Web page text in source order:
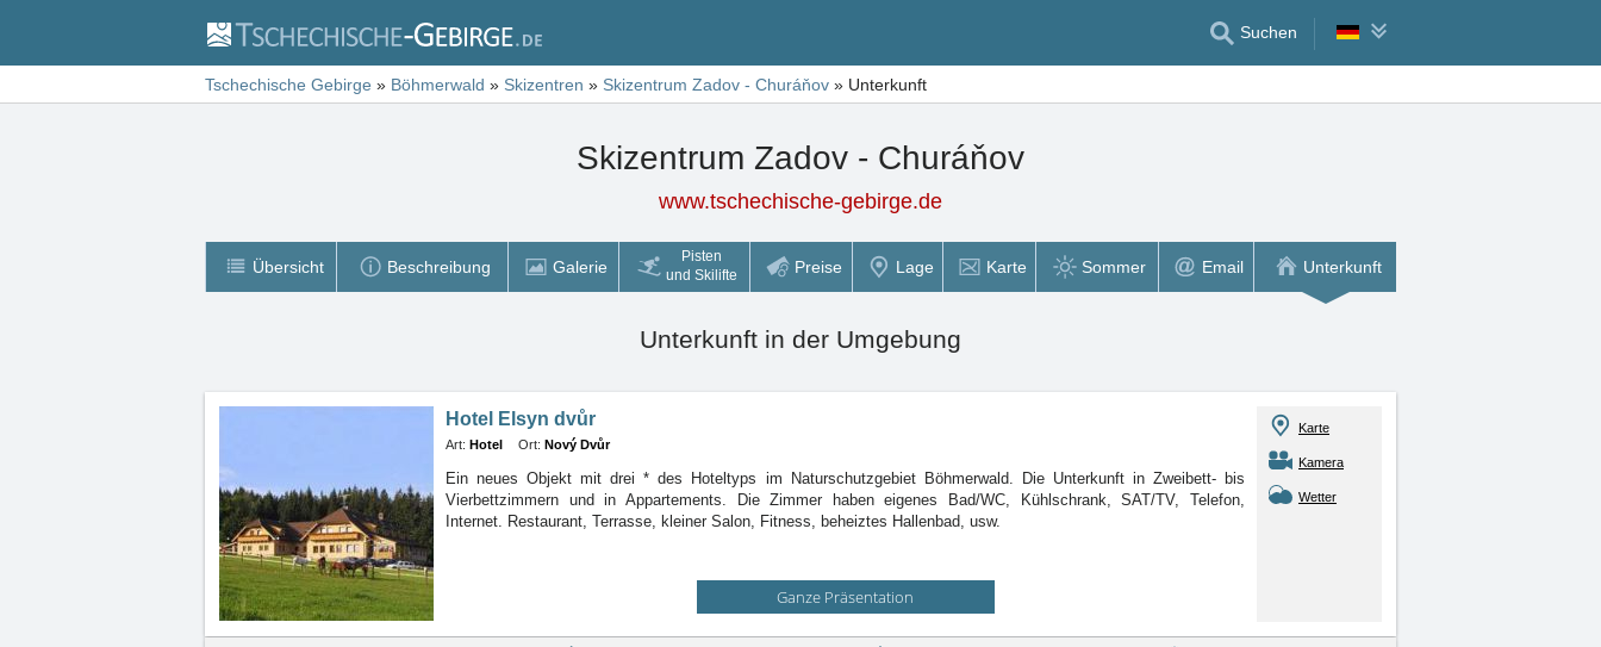
Suchen
Tschechische Gebirge » Böhmerwald » Skizentren » Skizentrum Zadov - Churáňov » Unterkunft
Skizentrum Zadov - Churáňov
www.tschechische-gebirge.de
Übersicht Beschreibung Galerie
Pisten
und Skilifte
Preise Lage Karte Sommer Email Unterkunft
Unterkunft in der Umgebung
Hotel Elsyn dvůr
Art: Hotel Ort: Nový Dvůr
Ein neues Objekt mit drei * des Hoteltyps im Naturschutzgebiet Böhmerwald. Die Unterkunft in Zweibett- bis
Vierbettzimmern und in Appartements. Die Zimmer haben eigenes Bad/WC, Kühlschrank, SAT/TV, Telefon,
Internet. Restaurant, Terrasse, kleiner Salon, Fitness, beheiztes Hallenbad, usw.
Ganze Präsentation
Karte
Kamera
Wetter